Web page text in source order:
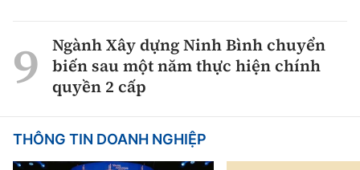
Ngành Xây dựng Ninh Bình chuyển
biến sau một năm thực hiện chính
quyền 2 cấp
THÔNG TIN DOANH NGHIỆP